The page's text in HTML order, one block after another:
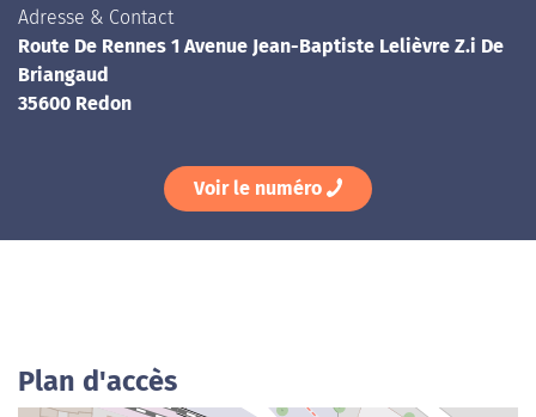
Adresse & Contact
Route De Rennes 1 Avenue Jean-Baptiste Lelièvre Z.i De
Briangaud
35600 Redon
Voir le numéro
Plan d'accès